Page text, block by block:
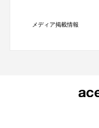
メディア掲載情報